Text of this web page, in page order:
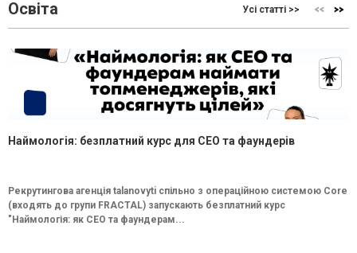
Освіта Усі статті >>
Наймологія: безплатний курс для CEO та фаундерів
Рекрутингова агенція talanovyti спільно з операційною системою Core
(входять до групи FRACTAL) запускають безплатний курс
"Наймологія: як СEO та фаундерам...